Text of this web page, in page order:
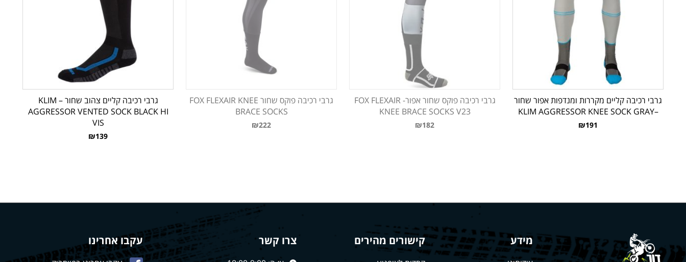
גרבי רכיבה קליים מקררות ומנדפות אפור שחור
–KLIM AGGRESSOR KNEE SOCK GRAY
₪191
גרבי רכיבה פוקס שחור אפור- FOX FLEXAIR
KNEE BRACE SOCKS V23
₪182
גרבי רכיבה פוקס שחור FOX FLEXAIR KNEE
BRACE SOCKS
₪222
גרבי רכיבה קליים צהוב שחור – KLIM
AGGRESSOR VENTED SOCK BLACK HI
VIS
₪139
מידע קישורים מהירים צרו קשר עקבו אחרינו